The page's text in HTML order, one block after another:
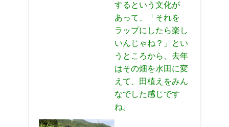
するという文化が
あって、「それを
ラップにしたら楽し
いんじゃね？」とい
うところから、去年
はその畑を水田に変
えて、田植えをみん
なでした感じです
ね。